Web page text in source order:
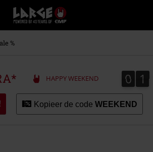
Large
–
Muziek-,
+
kleding
%
HAPPY WEEKEND 0
0 1
1
Kopieer de code WEEKEND